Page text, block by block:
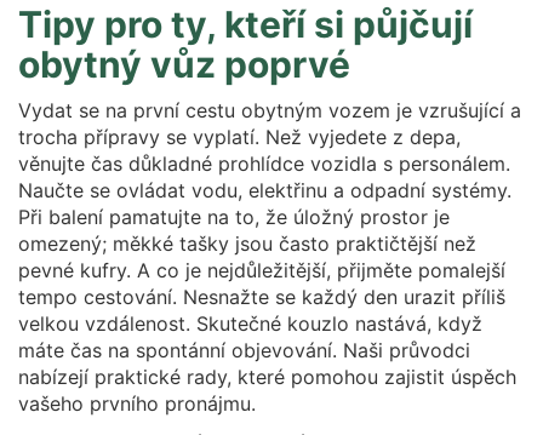
Tipy pro ty, kteří si půjčují
obytný vůz poprvé
Vydat se na první cestu obytným vozem je vzrušující a
trocha přípravy se vyplatí. Než vyjedete z depa,
věnujte čas důkladné prohlídce vozidla s personálem.
Naučte se ovládat vodu, elektřinu a odpadní systémy.
Při balení pamatujte na to, že úložný prostor je
omezený; měkké tašky jsou často praktičtější než
pevné kufry. A co je nejdůležitější, přijměte pomalejší
tempo cestování. Nesnažte se každý den urazit příliš
velkou vzdálenost. Skutečné kouzlo nastává, když
máte čas na spontánní objevování. Naši průvodci
nabízejí praktické rady, které pomohou zajistit úspěch
vašeho prvního pronájmu.